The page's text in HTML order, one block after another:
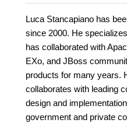
Luca Stancapiano has
since 2000. He
has collaborated with
EXo, and JBoss
products for many years.
collaborates with leading
design and
government and private